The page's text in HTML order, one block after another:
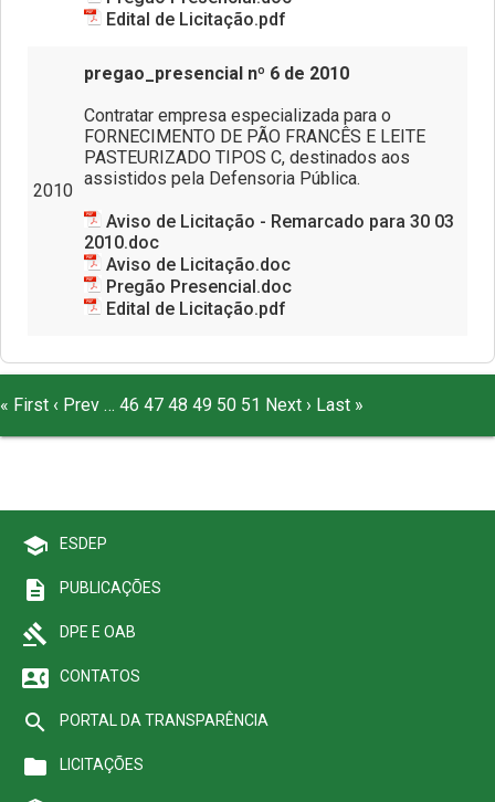
Edital de Licitação.pdf
2010
pregao_presencial nº 6 de 2010
Contratar empresa especializada para o
FORNECIMENTO DE PÃO FRANCÊS E LEITE
PASTEURIZADO TIPOS C, destinados aos
assistidos pela Defensoria Pública.
Aviso de Licitação - Remarcado para 30 03
2010.doc
Aviso de Licitação.doc
Pregão Presencial.doc
Edital de Licitação.pdf
« First ‹ Prev … 46 47 48 49 50 51 Next › Last »
school ESDEP
description PUBLICAÇÕES
gavel DPE E OAB
contact_phone CONTATOS
search PORTAL DA TRANSPARÊNCIA
folder LICITAÇÕES